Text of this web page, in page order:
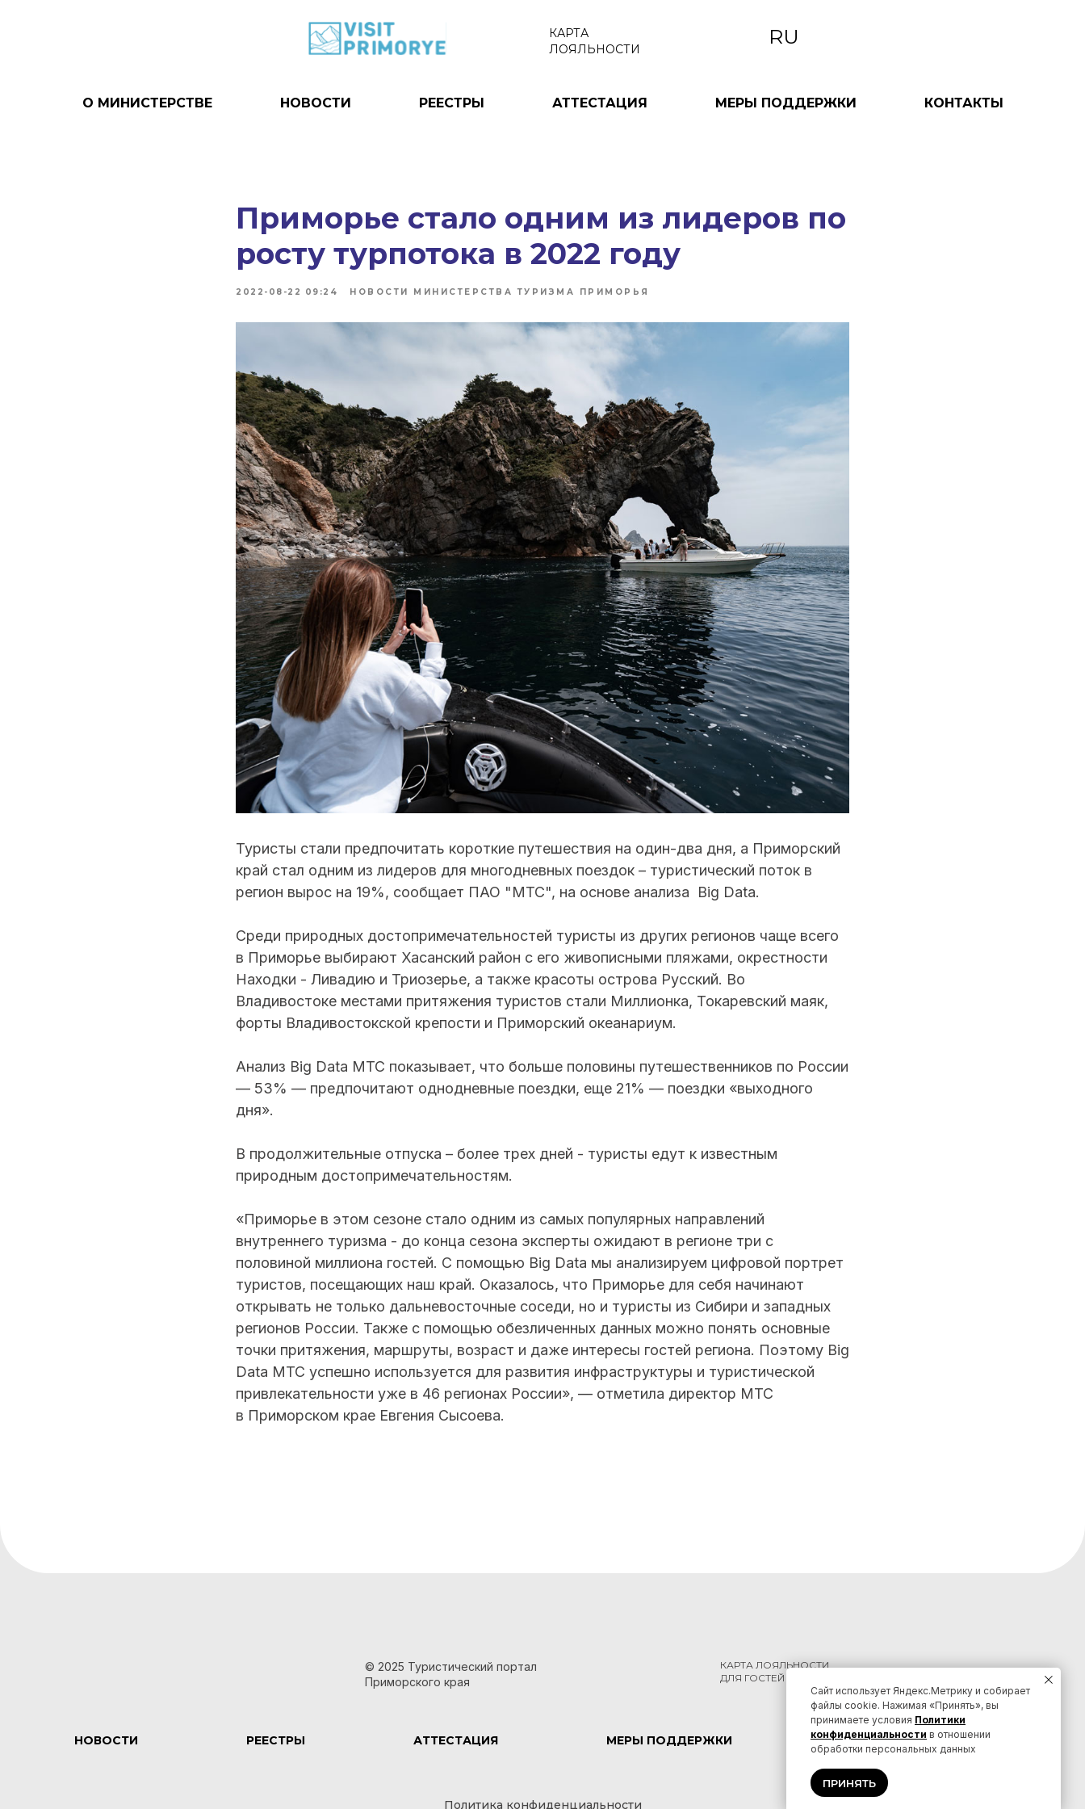
RU
КАРТА
ЛОЯЛЬНОСТИ
О МИНИСТЕРСТВЕ НОВОСТИ РЕЕСТРЫ АТТЕСТАЦИЯ МЕРЫ ПОДДЕРЖКИ КОНТАКТЫ
Приморье стало одним из лидеров по
росту турпотока в 2022 году
2022-08-22 09:24 НОВОСТИ МИНИСТЕРСТВА ТУРИЗМА ПРИМОРЬЯ
Туристы стали предпочитать короткие путешествия на один-два дня, а Приморский
край стал одним из лидеров для многодневных поездок – туристический поток в
регион вырос на 19%, сообщает ПАО "МТС", на основе анализа Big Data.
Среди природных достопримечательностей туристы из других регионов чаще всего
в Приморье выбирают Хасанский район с его живописными пляжами, окрестности
Находки - Ливадию и Триозерье, а также красоты острова Русский. Во
Владивостоке местами притяжения туристов стали Миллионка, Токаревский маяк,
форты Владивостокской крепости и Приморский океанариум.
Анализ Big Data МТС показывает, что больше половины путешественников по России
— 53% — предпочитают однодневные поездки, еще 21% — поездки «выходного
дня».
В продолжительные отпуска – более трех дней - туристы едут к известным
природным достопримечательностям.
«Приморье в этом сезоне стало одним из самых популярных направлений
внутреннего туризма - до конца сезона эксперты ожидают в регионе три с
половиной миллиона гостей. C помощью Big Data мы анализируем цифровой портрет
туристов, посещающих наш край. Оказалось, что Приморье для себя начинают
открывать не только дальневосточные соседи, но и туристы из Сибири и западных
регионов России. Также с помощью обезличенных данных можно понять основные
точки притяжения, маршруты, возраст и даже интересы гостей региона. Поэтому Big
Data МТС успешно используется для развития инфраструктуры и туристической
привлекательности уже в 46 регионах России», — отметила директор МТС
в Приморском крае Евгения Сысоева.
© 2025 Туристический портал
Приморского края
КАРТА ЛОЯЛЬНОСТИ
ДЛЯ ГОСТЕЙ КРАЯ
НОВОСТИ РЕЕСТРЫ АТТЕСТАЦИЯ МЕРЫ ПОДДЕРЖКИ КОНТАКТЫ
Политика конфиденциальности
Сайт использует Яндекс.Метрику и собирает
файлы cookie. Нажимая «Принять», вы
принимаете условия Политики
конфиденциальности в отношении
обработки персональных данных
ПРИНЯТЬ